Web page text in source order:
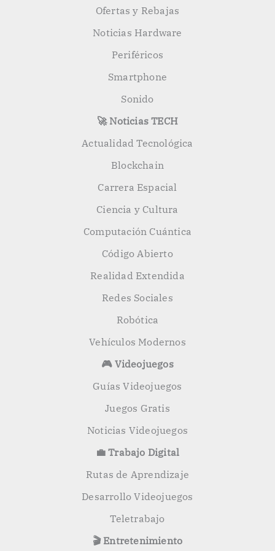
Ofertas y Rebajas
Noticias Hardware
Periféricos
Smartphone
Sonido
🚀 Noticias TECH
Actualidad Tecnológica
Blockchain
Carrera Espacial
Ciencia y Cultura
Computación Cuántica
Código Abierto
Realidad Extendida
Redes Sociales
Robótica
Vehículos Modernos
🎮 Videojuegos
Guías Videojuegos
Juegos Gratis
Noticias Videojuegos
💼 Trabajo Digital
Rutas de Aprendizaje
Desarrollo Videojuegos
Teletrabajo
🎬 Entretenimiento